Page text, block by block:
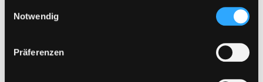
Cookies von Drittanbietern, eine Verarbeitung in
unsicheren Drittländern (Länder außerhalb des EWR
ohne adäquates Datenschutzniveau) stattfinden kann. In
diesem Zusammenhang können aktuell Risiken für
Notwendig
Präferenzen
E-Medien
Mediengruppe